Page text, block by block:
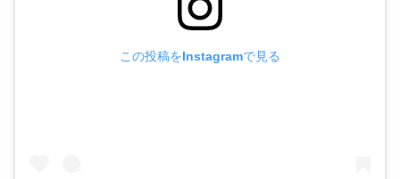
この投稿をInstagramで見る